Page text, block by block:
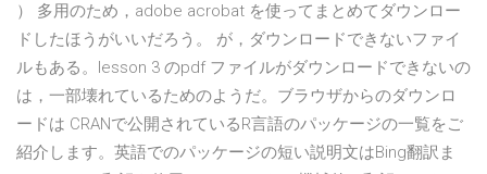
） 多用のため，adobe acrobat を使ってまとめてダウンロー
ドしたほうがいいだろう。 が，ダウンロードできないファイ
ルもある。lesson 3 のpdf ファイルがダウンロードできないの
は，一部壊れているためのようだ。ブラウザからのダウンロ
ードは CRANで公開されているR言語のパッケージの一覧をご
紹介します。英語でのパッケージの短い説明文はBing翻訳ま